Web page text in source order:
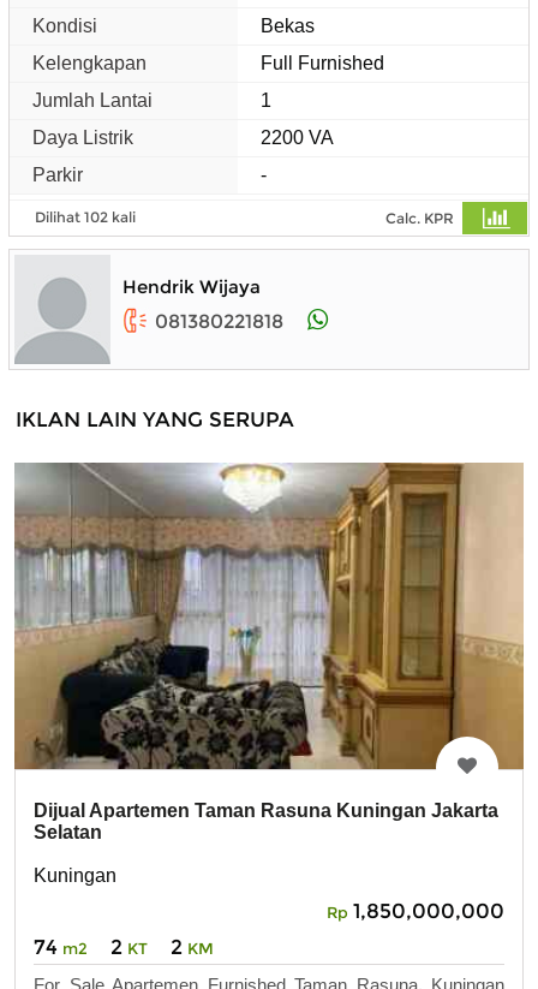
Kondisi
Bekas
Kelengkapan
Full Furnished
Jumlah Lantai
1
Daya Listrik
2200 VA
Parkir
-
Dilihat 102 kali Calc. KPR
Hendrik Wijaya
081380221818
IKLAN LAIN YANG SERUPA
Dijual Apartemen Taman Rasuna Kuningan Jakarta
Selatan
Kuningan
Rp 1,850,000,000
74 m2 2 KT 2 KM
For Sale Apartemen Furnished Taman Rasuna, Kuningan